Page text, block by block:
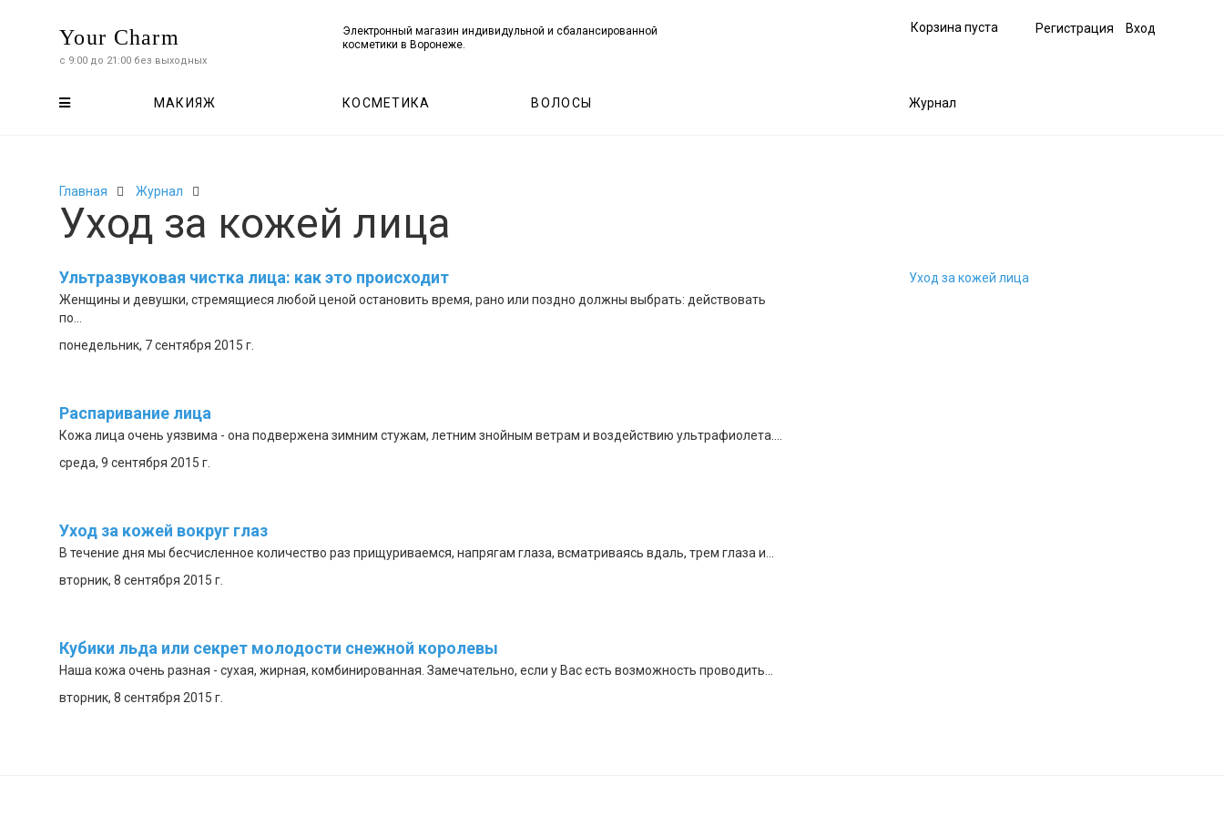
Your Charm
с 9:00 до 21:00 без выходных
Электронный магазин индивидульной и сбалансированной
косметики в Воронеже.
Корзина пуста Регистрация Вход
Весь
МАКИЯЖ КОСМЕТИКА ВОЛОСЫ Журнал
Главная Журнал
Уход за кожей лица
Ультразвуковая чистка лица: как это происходит
Женщины и девушки, стремящиеся любой ценой остановить время, рано или поздно должны выбрать: действовать
по...
понедельник, 7 сентября 2015 г.
Распаривание лица
Кожа лица очень уязвима - она подвержена зимним стужам, летним знойным ветрам и воздействию ультрафиолета....
среда, 9 сентября 2015 г.
Уход за кожей вокруг глаз
В течение дня мы бесчисленное количество раз прищуриваемся, напрягам глаза, всматриваясь вдаль, трем глаза и...
вторник, 8 сентября 2015 г.
Кубики льда или секрет молодости снежной королевы
Наша кожа очень разная - сухая, жирная, комбинированная. Замечательно, если у Вас есть возможность проводить...
вторник, 8 сентября 2015 г.
Уход за кожей лица